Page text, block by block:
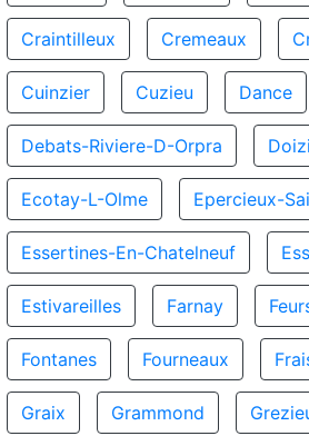
Craintilleux Cremeaux
Cuinzier Cuzieu Dance
Debats-Riviere-D-Orpra
Ecotay-L-Olme Epercieux-
Essertines-En-Chatelneuf
Estivareilles Farnay
Fontanes Fourneaux
Graix Grammond